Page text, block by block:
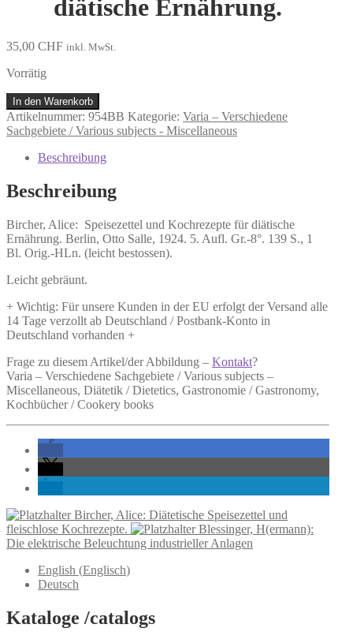
diätische Ernährung.
35,00 CHF inkl. MwSt.
Vorrätig
Bircher,
Alice:
Speisezettel
Kochrezepte
diätische
Ernährung.
In den Warenkorb
Artikelnummer: 954BB Kategorie: Varia – Verschiedene
Sachgebiete / Various subjects - Miscellaneous
Beschreibung
Beschreibung
Bircher, Alice: Speisezettel und Kochrezepte für diätische
Ernährung. Berlin, Otto Salle, 1924. 5. Aufl. Gr.-8°. 139 S., 1
Bl. Orig.-HLn. (leicht bestossen).
Leicht gebräunt.
+ Wichtig: Für unsere Kunden in der EU erfolgt der Versand alle
14 Tage verzollt ab Deutschland / Postbank-Konto in
Deutschland vorhanden +
Frage zu diesem Artikel/der Abbildung – Kontakt?
Varia – Verschiedene Sachgebiete / Various subjects –
Miscellaneous, Diätetik / Dietetics, Gastronomie / Gastronomy,
Kochbücher / Cookery books
Bircher, Alice: Diätetische Speisezettel und
fleischlose Kochrezepte.
Blessinger, H(ermann):
Die elektrische Beleuchtung industrieller Anlagen
English (Englisch)
Deutsch
Kataloge /catalogs